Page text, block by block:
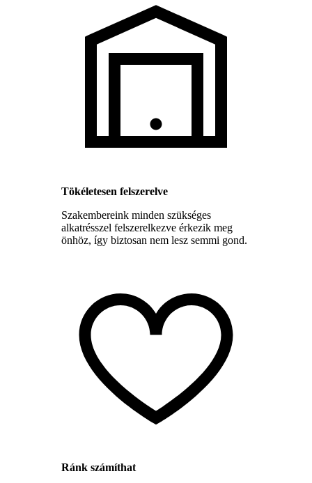
Tökéletesen felszerelve
Szakembereink minden szükséges
alkatrésszel felszerelkezve érkezik meg
önhöz, így biztosan nem lesz semmi gond.
Ránk számíthat